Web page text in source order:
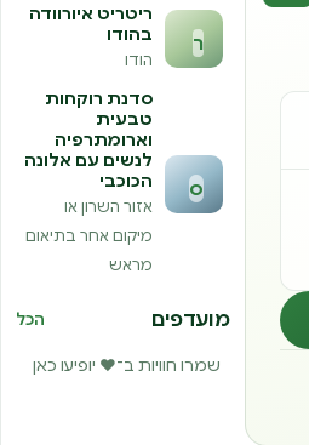
ר
ריטריט איורוודה
בהודו
הודו
ס
סדנת רוקחות
טבעית
וארומתרפיה
לנשים עם אלונה
הכוכבי
אזור השרון או
מיקום אחר בתיאום
מראש
מועדפים הכל
שמרו חוויות ב־❤️ יופיעו כאן